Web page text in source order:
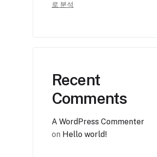
로 분석
Recent
Comments
A WordPress Commenter
on Hello world!